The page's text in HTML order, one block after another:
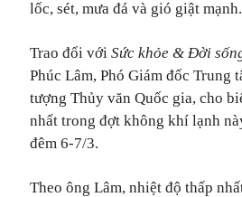
lốc, sét, mưa đá và gió giật mạnh.
Trao đổi với Sức khỏe & Đời
Phúc Lâm, Phó Giám đốc Trung
tượng Thủy văn Quốc gia, cho
nhất trong đợt không khí lạnh
đêm 6-7/3.
Theo ông Lâm, nhiệt độ thấp